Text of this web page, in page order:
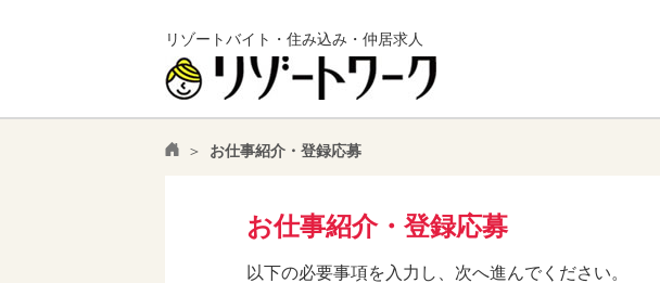
リゾートバイト・住み込み・仲居求人
お仕事紹介・登録応募
お仕事紹介・登録応募
以下の必要事項を入力し、次へ進んでください。